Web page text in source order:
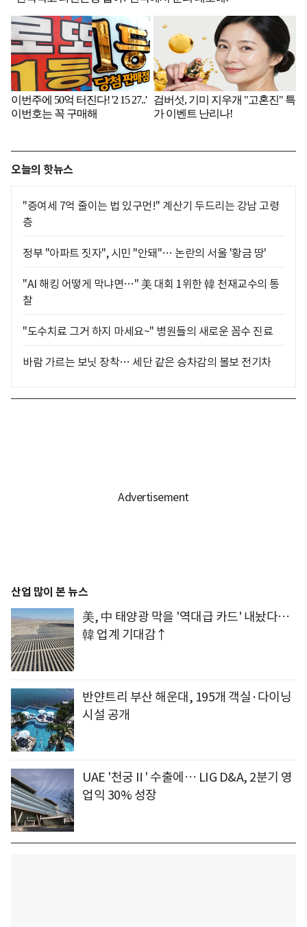
오늘의 핫뉴스
"증여세 7억 줄이는 법 있구먼!" 계산기 두드리는 강남 고령
층
정부 "아파트 짓자", 시민 "안돼"… 논란의 서울 '황금 땅'
"AI 해킹 어떻게 막냐면…" 美 대회 1위한 韓 천재교수의 통
찰
"도수치료 그거 하지 마세요~" 병원들의 새로운 꼼수 진료
바람 가르는 보닛 장착… 세단 같은 승차감의 볼보 전기차
산업 많이 본 뉴스
美, 中 태양광 막을 '역대급 카드' 내놨다…
韓 업계 기대감↑
반얀트리 부산 해운대, 195개 객실·다이닝
시설 공개
UAE '천궁Ⅱ' 수출에… LIG D&A, 2분기 영
업익 30% 성장